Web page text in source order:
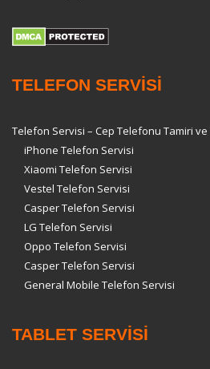
TELEFON SERVİSİ
Telefon Servisi – Cep Telefonu Tamiri
iPhone Telefon Servisi
Xiaomi Telefon Servisi
Vestel Telefon Servisi
Casper Telefon Servisi
LG Telefon Servisi
Oppo Telefon Servisi
Casper Telefon Servisi
General Mobile Telefon Servisi
TABLET SERVİSİ